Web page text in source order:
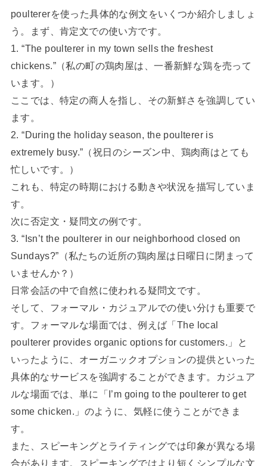
poultererを使った具体的な例文をいくつか紹介しましょ
う。まず、肯定文での使い方です。
1. “The poulterer in my town sells the freshest
chickens.”（私の町の鶏肉屋は、一番新鮮な鶏を売って
います。）
ここでは、特定の商人を指し、その新鮮さを強調してい
ます。
2. “During the holiday season, the poulterer is
extremely busy.”（祝日のシーズン中、鶏肉商はとても
忙しいです。）
これも、特定の時期における動きや状況を描写していま
す。
次に否定文・疑問文の例です。
3. “Isn’t the poulterer in our neighborhood closed on
Sundays?”（私たちの近所の鶏肉屋は日曜日に閉まって
いませんか？）
日常会話の中で自然に使われる疑問文です。
そして、フォーマル・カジュアルでの使い分けも重要で
す。フォーマルな場面では、例えば「The local
poulterer provides organic options for customers.」と
いったように、オーガニックオプションの提供といった
具体的なサービスを強調することができます。カジュア
ルな場面では、単に「I’m going to the poulterer to get
some chicken.」のように、気軽に使うことができま
す。
また、スピーキングとライティングでは印象が異なる場
合があります。スピーキングではより短くシンプルな文